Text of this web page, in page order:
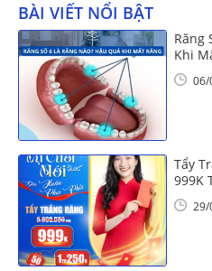
BÀI VIẾT NỔI BẬT
Răng
Khi
06/
Tẩy
999K
29/